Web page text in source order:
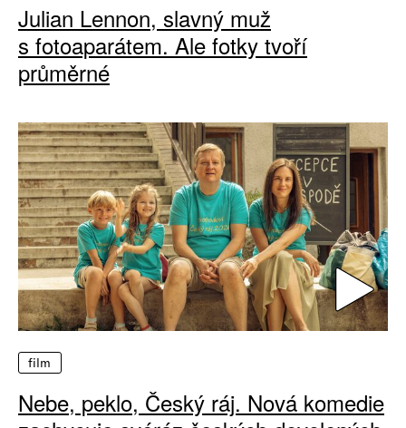
Julian Lennon, slavný muž
s fotoaparátem. Ale fotky tvoří
průměrné
film
Nebe, peklo, Český ráj. Nová komedie